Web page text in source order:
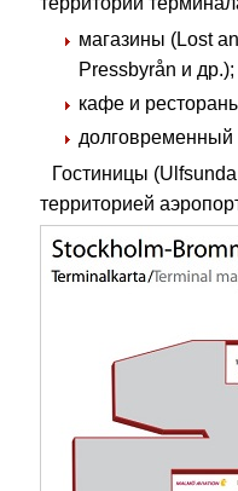
магазины (Lost
Pressbyrån и др.);
кафе и
долговременный
Гостиницы
территорией